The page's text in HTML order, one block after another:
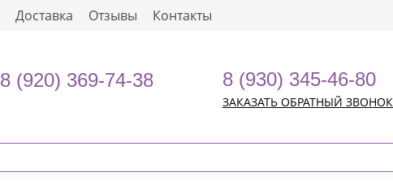
Доставка Отзывы Контакты
8 (920) 369-74-38 8 (930) 345-46-80
ЗАКАЗАТЬ ОБРАТНЫЙ ЗВОНОК